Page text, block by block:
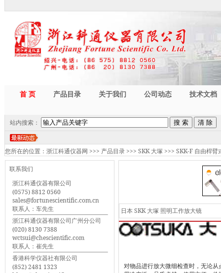
首 页 产品目录 关于我们 公司动态 技术文档
站内搜索：
您所在的位置： 浙江科通仪器网 >>> 产品目录 >>> SKK 大塚 >>> SKK-F 自由桿臂
联系我们
浙江科通仪器有限公司
(0575) 8812 0560
sales@fortunescientific.com.cn
联系人：车先生
浙江科通仪器有限公司广州分公司
(020) 8130 7388
wctsui@chescientific.com
联系人：崔先生
香港科学仪器社有限公司
(852) 2481 1323
日本 SKK 大塚 照明工作放大镜
对物品进行放大微细检查时，无论